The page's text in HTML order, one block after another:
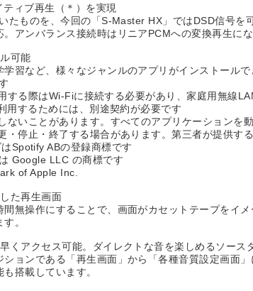
ィブ再生（＊）を実現
たものを、今回の「S-Master HX」ではDSD信号
アンバランス接続時はリニアPCMへの変換再生に
可能
学習など、様々なジャンルのアプリがインストー
する際はWi-Fiに接続する必要があり、家庭用無線
するためには、別途契約が必要です
いことがあります。すべてのアプリケーションを
停止・終了する場合があります。第三者が提供す
Spotify ABの登録商標です
Google LLC の商標です
of Apple Inc.
た再生画面
無操作にすることで、画面がカセットテープをイ
。
くアクセス可能。ダイレクトな音を楽しめるソース
ョンである「再生画面」から「各種音質設定画面
搭載しています。